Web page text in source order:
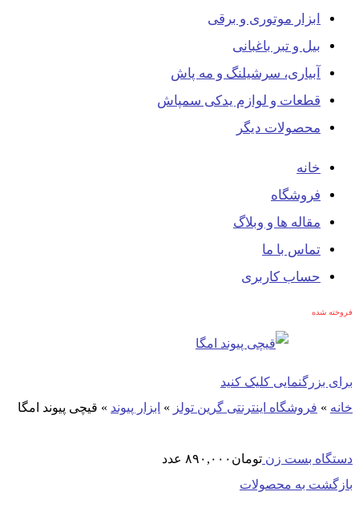
ابزار موتوری و برقی
بیل و تبر باغبانی
آبیاری، سرشیلنگ و مه پاش
قطعات و لوازم یدکی سمپاش
محصولات دیگر
خانه
فروشگاه
مقاله ها و وبلاگ
تماس با ما
حساب کاربری
فروخته شده
برای بزرگنمایی کلیک کنید
خانه » فروشگاه اینترنتی گرین تولز » ابزار پیوند » قیچی پیوند امگا
دستگاه بست زن تومان ۸۹۰,۰۰۰ عدد
بازگشت به محصولات